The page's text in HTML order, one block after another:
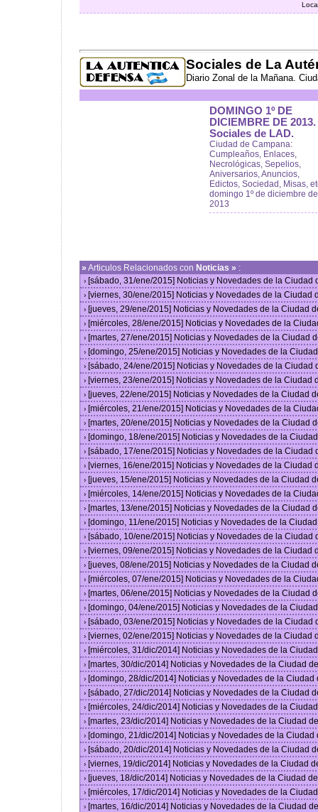
Sociales de La
Diario Zonal de la Mañana.
DOMINGO 1º DE
DICIEMBRE DE 2013.
Sociales de LAD.
Ciudad de Campana:
Cumpleaños, Enlaces,
Necrológicas, Sepelios,
Aniversarios, Anuncios,
Edictos, Sociedad, Misas,
domingo 1º de diciembre de
2013
» Articulos Relacionados con Noticias » :
› [sábado, 31/ene/2015] Noticias y Novedades de la Ciudad
› [viernes, 30/ene/2015] Noticias y Novedades de la Ciudad
› [jueves, 29/ene/2015] Noticias y Novedades de la Ciudad
› [miércoles, 28/ene/2015] Noticias y Novedades de la
› [martes, 27/ene/2015] Noticias y Novedades de la Ciudad
› [domingo, 25/ene/2015] Noticias y Novedades de la
› [sábado, 24/ene/2015] Noticias y Novedades de la Ciudad
› [viernes, 23/ene/2015] Noticias y Novedades de la Ciudad
› [jueves, 22/ene/2015] Noticias y Novedades de la Ciudad
› [miércoles, 21/ene/2015] Noticias y Novedades de la
› [martes, 20/ene/2015] Noticias y Novedades de la Ciudad
› [domingo, 18/ene/2015] Noticias y Novedades de la
› [sábado, 17/ene/2015] Noticias y Novedades de la Ciudad
› [viernes, 16/ene/2015] Noticias y Novedades de la Ciudad
› [jueves, 15/ene/2015] Noticias y Novedades de la Ciudad
› [miércoles, 14/ene/2015] Noticias y Novedades de la
› [martes, 13/ene/2015] Noticias y Novedades de la Ciudad
› [domingo, 11/ene/2015] Noticias y Novedades de la
› [sábado, 10/ene/2015] Noticias y Novedades de la Ciudad
› [viernes, 09/ene/2015] Noticias y Novedades de la Ciudad
› [jueves, 08/ene/2015] Noticias y Novedades de la Ciudad
› [miércoles, 07/ene/2015] Noticias y Novedades de la
› [martes, 06/ene/2015] Noticias y Novedades de la Ciudad
› [domingo, 04/ene/2015] Noticias y Novedades de la
› [sábado, 03/ene/2015] Noticias y Novedades de la Ciudad
› [viernes, 02/ene/2015] Noticias y Novedades de la Ciudad
› [miércoles, 31/dic/2014] Noticias y Novedades de la
› [martes, 30/dic/2014] Noticias y Novedades de la Ciudad
› [domingo, 28/dic/2014] Noticias y Novedades de la
› [sábado, 27/dic/2014] Noticias y Novedades de la Ciudad
› [miércoles, 24/dic/2014] Noticias y Novedades de la
› [martes, 23/dic/2014] Noticias y Novedades de la Ciudad
› [domingo, 21/dic/2014] Noticias y Novedades de la
› [sábado, 20/dic/2014] Noticias y Novedades de la Ciudad
› [viernes, 19/dic/2014] Noticias y Novedades de la Ciudad
› [jueves, 18/dic/2014] Noticias y Novedades de la Ciudad
› [miércoles, 17/dic/2014] Noticias y Novedades de la
› [martes, 16/dic/2014] Noticias y Novedades de la Ciudad